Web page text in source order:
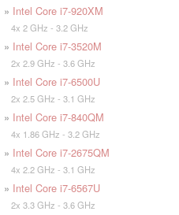
» Intel Core i7-920XM
4x 2 GHz - 3.2 GHz
» Intel Core i7-3520M
2x 2.9 GHz - 3.6 GHz
» Intel Core i7-6500U
2x 2.5 GHz - 3.1 GHz
» Intel Core i7-840QM
4x 1.86 GHz - 3.2 GHz
» Intel Core i7-2675QM
4x 2.2 GHz - 3.1 GHz
» Intel Core i7-6567U
2x 3.3 GHz - 3.6 GHz